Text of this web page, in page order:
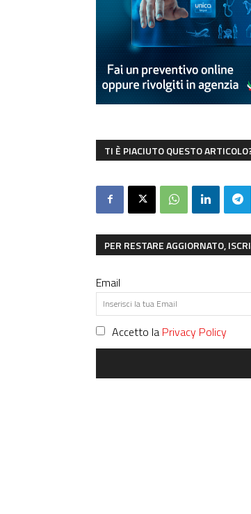
TI È PIACIUTO QUESTO
PER RESTARE AGGIORNATO,
Email
Accetto la Privacy Policy